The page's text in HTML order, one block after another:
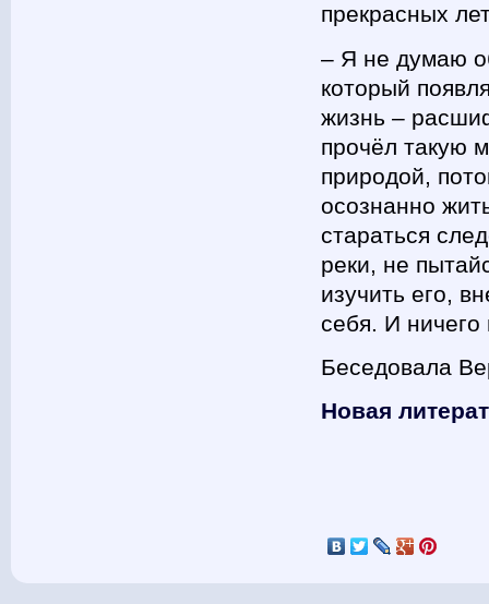
прекрасных
– Я не думаю
который
жизнь –
прочёл такую
природой,
осознанно
стараться
реки, не
изучить его,
себя. И
Беседовала
Новая